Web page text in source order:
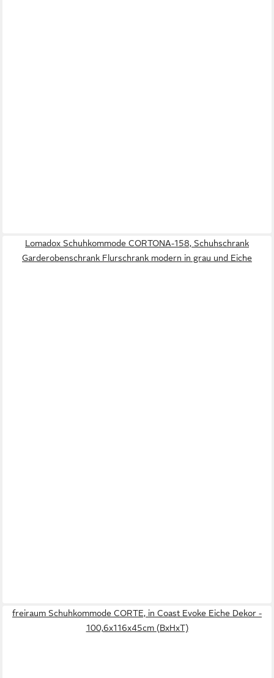
Lomadox Schuhkommode CORTONA-158, Schuhschrank
Garderobenschrank Flurschrank modern in grau und Eiche
freiraum Schuhkommode CORTE, in Coast Evoke Eiche Dekor -
100,6x116x45cm (BxHxT)